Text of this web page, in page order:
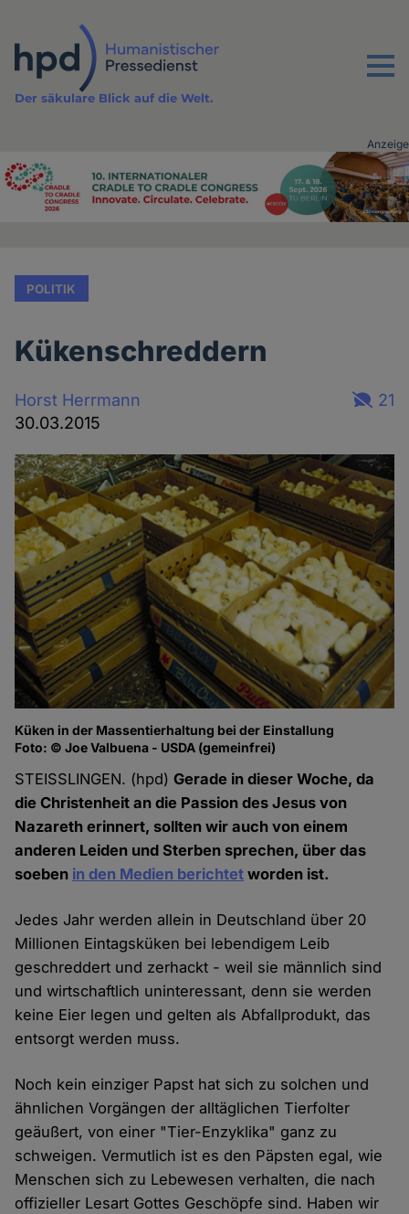
Inhalt
Menu
Der säkulare Blick auf die Welt.
Advertising
Anzeige
POLITIK
Kükenschreddern
Horst Herrmann
30.03.2015
21
Küken in der Massentierhaltung bei der Einstallung
Foto: © Joe Valbuena - USDA (gemeinfrei)
STEISSLINGEN. (hpd)Gerade in dieser Woche, da
die Christenheit an die Passion des Jesus von
Nazareth erinnert, sollten wir auch von einem
anderen Leiden und Sterben sprechen, über das
soeben in den Medien berichtet worden ist.
Jedes Jahr werden allein in Deutschland über 20
Millionen Eintagsküken bei lebendigem Leib
geschreddert und zerhackt - weil sie männlich sind
und wirtschaftlich uninteressant, denn sie werden
keine Eier legen und gelten als Abfallprodukt, das
entsorgt werden muss.
Noch kein einziger Papst hat sich zu solchen und
ähnlichen Vorgängen der alltäglichen Tierfolter
geäußert, von einer "Tier-Enzyklika" ganz zu
schweigen. Vermutlich ist es den Päpsten egal, wie
Menschen sich zu Lebewesen verhalten, die nach
offizieller Lesart Gottes Geschöpfe sind. Haben wir